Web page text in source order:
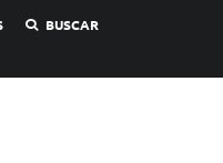
BUSCAR